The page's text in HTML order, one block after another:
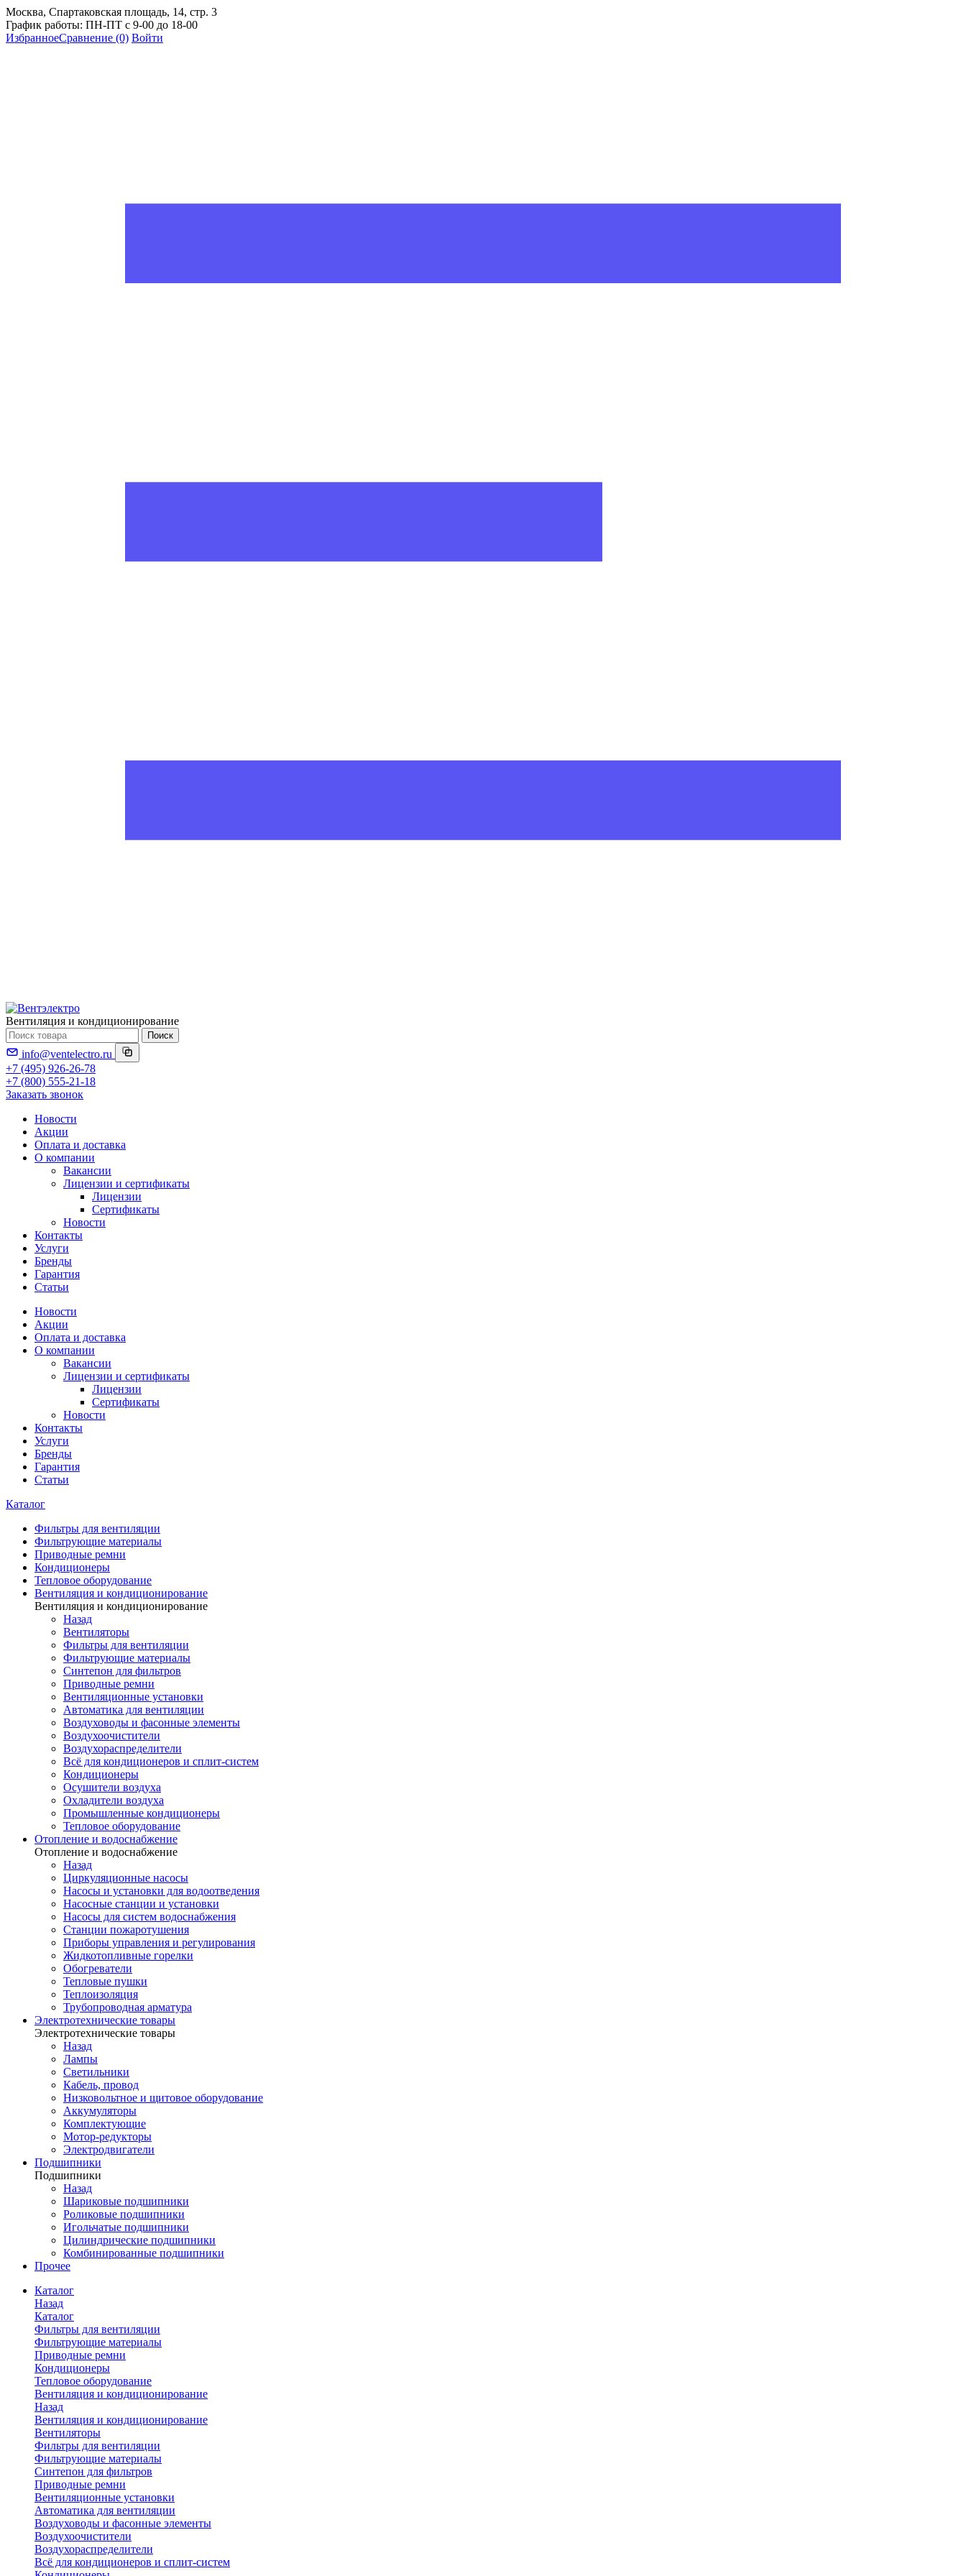
Москва, Спартаковская площадь, 14, стр. 3
График работы: ПН-ПТ с 9-00 до 18-00
ИзбранноеСравнение (0) Войти
Вентиляция и кондиционирование
Поиск
info@ventelectro.ru
+7 (495) 926-26-78
+7 (800) 555-21-18
Заказать звонок
Новости
Акции
Оплата и доставка
О компании
Вакансии
Лицензии и сертификаты
Лицензии
Сертификаты
Новости
Контакты
Услуги
Бренды
Гарантия
Статьи
Новости
Акции
Оплата и доставка
О компании
Вакансии
Лицензии и сертификаты
Лицензии
Сертификаты
Новости
Контакты
Услуги
Бренды
Гарантия
Статьи
Каталог
Фильтры для вентиляции
Фильтрующие материалы
Приводные ремни
Кондиционеры
Тепловое оборудование
Вентиляция и кондиционирование
Вентиляция и кондиционирование
Назад
Вентиляторы
Фильтры для вентиляции
Фильтрующие материалы
Синтепон для фильтров
Приводные ремни
Вентиляционные установки
Автоматика для вентиляции
Воздуховоды и фасонные элементы
Воздухоочистители
Воздухораспределители
Всё для кондиционеров и сплит-систем
Кондиционеры
Осушители воздуха
Охладители воздуха
Промышленные кондиционеры
Тепловое оборудование
Отопление и водоснабжение
Отопление и водоснабжение
Назад
Циркуляционные насосы
Насосы и установки для водоотведения
Насосные станции и установки
Насосы для систем водоснабжения
Станции пожаротушения
Приборы управления и регулирования
Жидкотопливные горелки
Обогреватели
Тепловые пушки
Теплоизоляция
Трубопроводная арматура
Электротехнические товары
Электротехнические товары
Назад
Лампы
Светильники
Кабель, провод
Низковольтное и щитовое оборудование
Аккумуляторы
Комплектующие
Мотор-редукторы
Электродвигатели
Подшипники
Подшипники
Назад
Шариковые подшипники
Роликовые подшипники
Игольчатые подшипники
Цилиндрические подшипники
Комбинированные подшипники
Прочее
Каталог
Назад
Каталог
Фильтры для вентиляции
Фильтрующие материалы
Приводные ремни
Кондиционеры
Тепловое оборудование
Вентиляция и кондиционирование
Назад
Вентиляция и кондиционирование
Вентиляторы
Фильтры для вентиляции
Фильтрующие материалы
Синтепон для фильтров
Приводные ремни
Вентиляционные установки
Автоматика для вентиляции
Воздуховоды и фасонные элементы
Воздухоочистители
Воздухораспределители
Всё для кондиционеров и сплит-систем